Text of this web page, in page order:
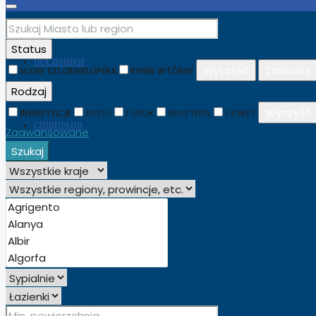
ПОСІБНИКИ
СПІВПРАЦЯ
УКРАЇНСЬКА
Status
NOWE OD DEWELOPERA RYNEK WTÓRNY
Rodzaj
INWESTYCJE ВІЛЛА ГАРАЖ КВАРТИРА СЮЖЕТ
Zaawansowane
Szukaj